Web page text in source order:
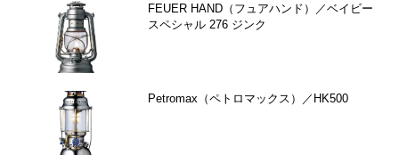
FEUER HAND（フュアハンド）／ベイビー
スペシャル 276 ジンク
Petromax（ペトロマックス）／HK500